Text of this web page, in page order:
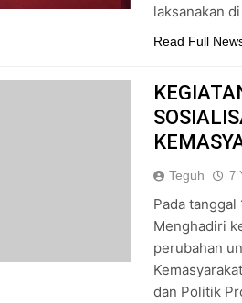
laksanakan
Read Full
Teguh 7
Pada tanggal
Menghadiri
perubahan
dan Politik